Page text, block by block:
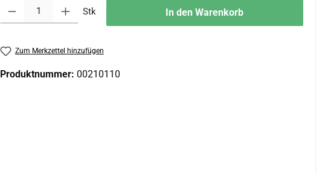
Stk In den Warenkorb
Zum Merkzettel hinzufügen
Produktnummer: 00210110